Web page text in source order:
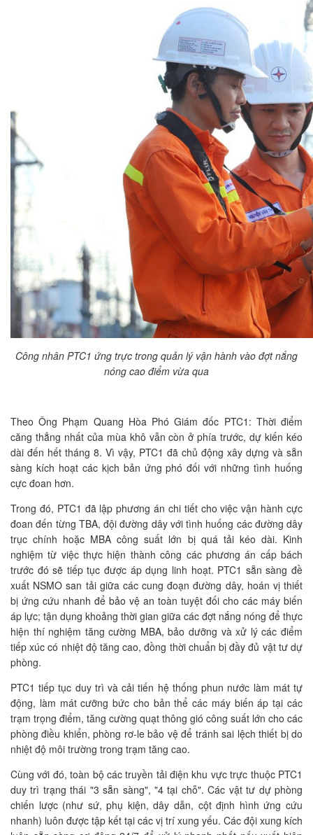
Công nhân PTC1 ứng trực trong quản lý vận hành vào đợt nắng
nóng cao điểm vừa qua
Theo Ông Phạm Quang Hòa Phó Giám đốc PTC1: Thời điểm
căng thẳng nhất của mùa khô vẫn còn ở phía trước, dự kiến kéo
dài đến hết tháng 8. Vì vậy, PTC1 đã chủ động xây dựng và sẵn
sàng kích hoạt các kịch bản ứng phó đối với những tình huống
cực đoan hơn.
Trong đó, PTC1 đã lập phương án chi tiết cho việc vận hành cực
đoan đến từng TBA, đội đường dây với tình huống các đường dây
trục chính hoặc MBA công suất lớn bị quá tải kéo dài. Kinh
nghiệm từ việc thực hiện thành công các phương án cấp bách
trước đó sẽ tiếp tục được áp dụng linh hoạt. PTC1 sẵn sàng đề
xuất NSMO san tải giữa các cung đoạn đường dây, hoán vị thiết
bị ứng cứu nhanh để bảo vệ an toàn tuyệt đối cho các máy biến
áp lực; tận dụng khoảng thời gian giữa các đợt nắng nóng để thực
hiện thí nghiệm tăng cường MBA, bảo dưỡng và xử lý các điểm
tiếp xúc có nhiệt độ tăng cao, đồng thời chuẩn bị đầy đủ vật tư dự
phòng.
PTC1 tiếp tục duy trì và cải tiến hệ thống phun nước làm mát tự
động, làm mát cưỡng bức cho bản thể các máy biến áp tại các
trạm trọng điểm, tăng cường quạt thông gió công suất lớn cho các
phòng điều khiển, phòng rơ-le bảo vệ để tránh sai lệch thiết bị do
nhiệt độ môi trường trong trạm tăng cao.
Cùng với đó, toàn bộ các truyền tải điện khu vực trực thuộc PTC1
duy trì trạng thái "3 sẵn sàng", "4 tại chỗ". Các vật tư dự phòng
chiến lược (như sứ, phụ kiện, dây dẫn, cột định hình ứng cứu
nhanh) luôn được tập kết tại các vị trí xung yếu. Các đội xung kích